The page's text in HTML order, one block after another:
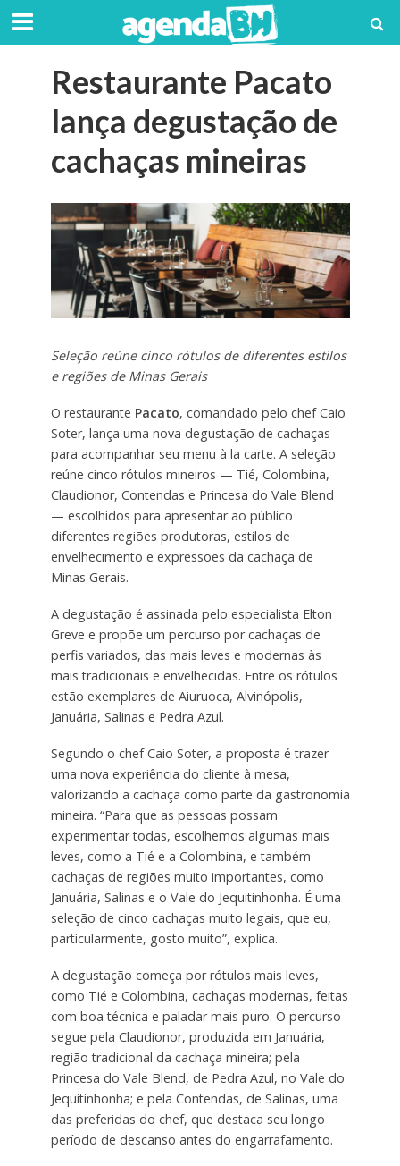
Restaurante Pacato
lança degustação de
cachaças mineiras
Seleção reúne cinco rótulos de diferentes estilos
e regiões de Minas Gerais
O restaurante Pacato, comandado pelo chef Caio
Soter, lança uma nova degustação de cachaças
para acompanhar seu menu à la carte. A seleção
reúne cinco rótulos mineiros — Tié, Colombina,
Claudionor, Contendas e Princesa do Vale Blend
— escolhidos para apresentar ao público
diferentes regiões produtoras, estilos de
envelhecimento e expressões da cachaça de
Minas Gerais.
A degustação é assinada pelo especialista Elton
Greve e propõe um percurso por cachaças de
perfis variados, das mais leves e modernas às
mais tradicionais e envelhecidas. Entre os rótulos
estão exemplares de Aiuruoca, Alvinópolis,
Januária, Salinas e Pedra Azul.
Segundo o chef Caio Soter, a proposta é trazer
uma nova experiência do cliente à mesa,
valorizando a cachaça como parte da gastronomia
mineira. “Para que as pessoas possam
experimentar todas, escolhemos algumas mais
leves, como a Tié e a Colombina, e também
cachaças de regiões muito importantes, como
Januária, Salinas e o Vale do Jequitinhonha. É uma
seleção de cinco cachaças muito legais, que eu,
particularmente, gosto muito”, explica.
A degustação começa por rótulos mais leves,
como Tié e Colombina, cachaças modernas, feitas
com boa técnica e paladar mais puro. O percurso
segue pela Claudionor, produzida em Januária,
região tradicional da cachaça mineira; pela
Princesa do Vale Blend, de Pedra Azul, no Vale do
Jequitinhonha; e pela Contendas, de Salinas, uma
das preferidas do chef, que destaca seu longo
período de descanso antes do engarrafamento.